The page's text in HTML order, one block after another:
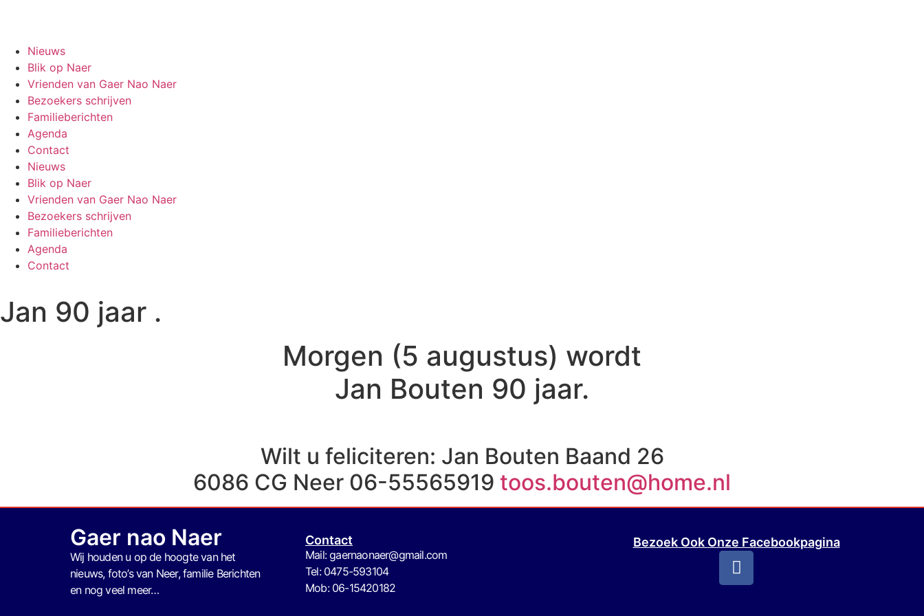
Nieuws
Blik op Naer
Vrienden van Gaer Nao Naer
Bezoekers schrijven
Familieberichten
Agenda
Contact
Nieuws
Blik op Naer
Vrienden van Gaer Nao Naer
Bezoekers schrijven
Familieberichten
Agenda
Contact
Jan 90 jaar .
Morgen (5 augustus) wordt
Jan Bouten 90 jaar.
Wilt u feliciteren: Jan Bouten Baand 26
6086 CG Neer 06-55565919 toos.bouten@home.nl
Gaer nao Naer
Wij houden u op de hoogte van het
nieuws, foto’s van Neer, familie Berichten
en nog veel meer…
Contact
Mail: gaernaonaer@gmail.com
Tel: 0475-593104
Mob: 06-15420182
Bezoek Ook Onze Facebookpagina